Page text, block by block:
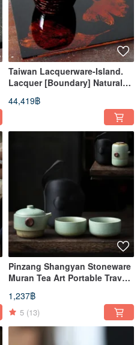
Taiwan Lacquerware-Island.
Lacquer [Boundary] Natural
Lacquer Large Lacquer Plate
44,419฿
Pinzang Shangyan Stoneware
Muran Tea Art Portable Travel
Tea Set-One Pot and Two
Cups
1,237฿
5 (13)